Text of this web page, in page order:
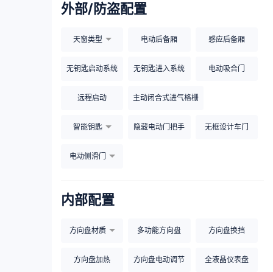
外部/防盗配置
天窗类型 电动后备厢 感应后备厢
无钥匙启动系统 无钥匙进入系统 电动吸合门
远程启动 主动闭合式进气格栅
智能钥匙 隐藏电动门把手 无框设计车门
电动侧滑门
内部配置
方向盘材质 多功能方向盘 方向盘换挡
方向盘加热 方向盘电动调节 全液晶仪表盘